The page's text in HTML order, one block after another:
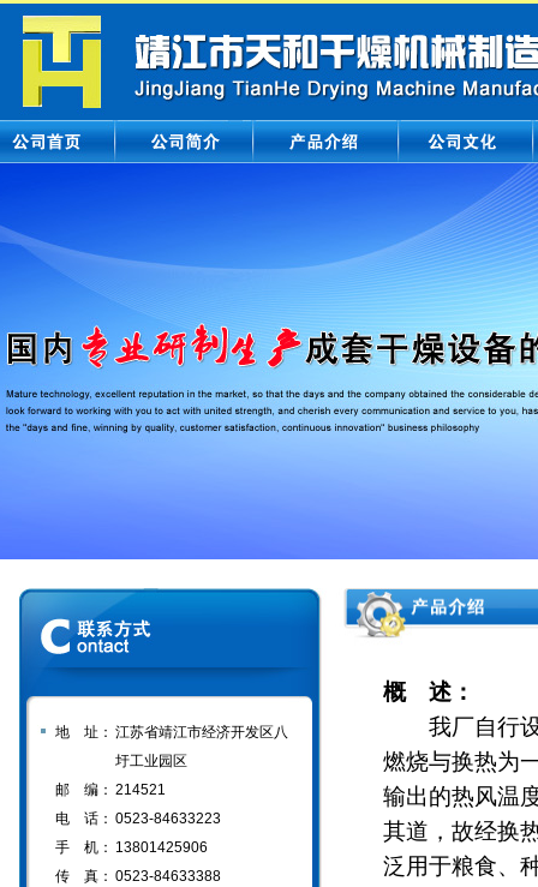
地 址： 江苏省靖江市经济开发区八
圩工业园区
邮 编： 214521
电 话： 0523-84633223
手 机： 13801425906
传 真： 0523-84633388
概 述：
我厂自行设
燃烧与换热为
输出的热风温
其道，故经换
泛用于粮食、